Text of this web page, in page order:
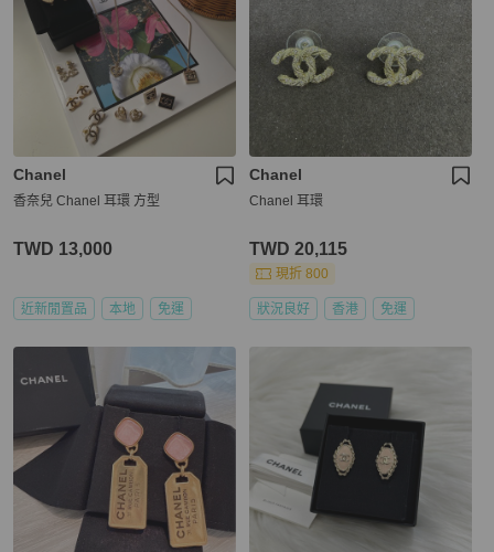
Chanel
香奈兒 Chanel 耳環 方型
TWD 13,000
近新閒置品 本地 免運
Chanel
Chanel 耳環
TWD 20,115
現折 800
狀況良好 香港 免運